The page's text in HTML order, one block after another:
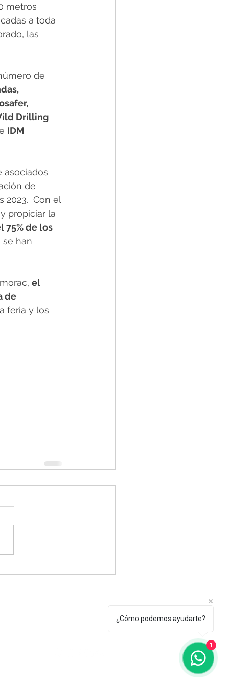
metros
a toda
las
de
Drilling
IDM
asociados
de
2023.  Con el
propiciar la
75% de los
se han
el
de
feria y los
secretaria@egu.org.uy
¿Cómo podemos ayudarte?
1